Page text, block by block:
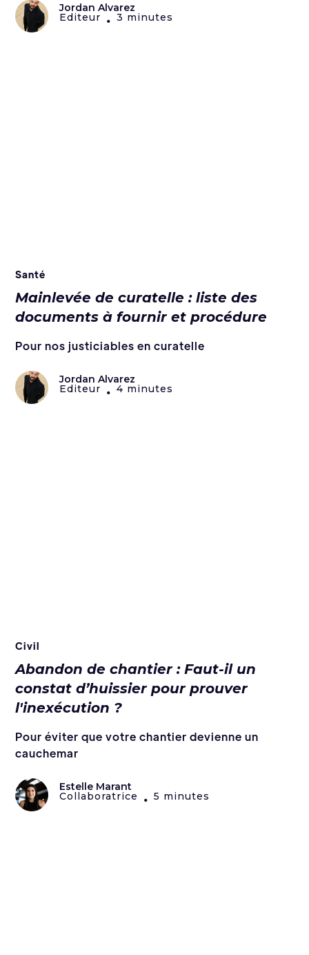
Jordan Alvarez
Editeur • 3 minutes
Santé
Mainlevée de curatelle : liste des
documents à fournir et procédure
Pour nos justiciables en curatelle
Jordan Alvarez
Editeur • 4 minutes
Civil
Abandon de chantier : Faut-il un
constat d’huissier pour prouver
l'inexécution ?
Pour éviter que votre chantier devienne un
cauchemar
Estelle Marant
Collaboratrice • 5 minutes